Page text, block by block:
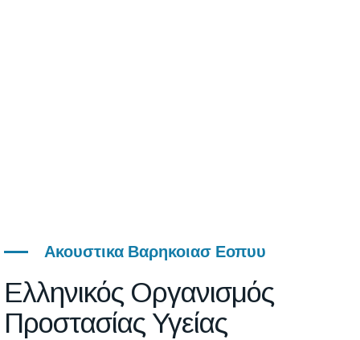
Ακουστικα Βαρηκοιασ Εοπυυ
Ελληνικός Οργανισμός
Προστασίας Υγείας